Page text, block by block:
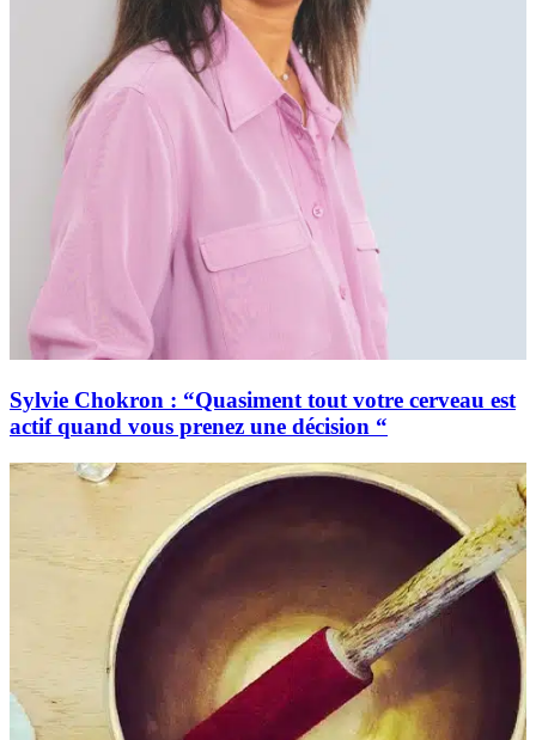
Sylvie Chokron : “Quasiment tout votre cerveau est
actif quand vous prenez une décision “